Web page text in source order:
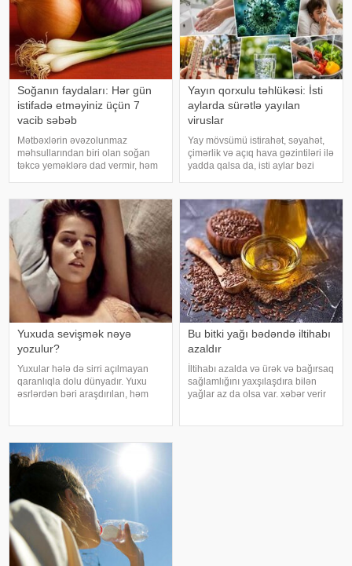
Soğanın faydaları: Hər gün
istifadə etməyiniz üçün 7
vacib səbəb
Mətbəxlərin əvəzolunmaz
məhsullarından biri olan soğan
təkcə yeməklərə dad vermir, həm
tərkibindəki vitaminlər, minerallar
və antioksidantlar sayəsində soğa
Yayın qorxulu təhlükəsi: İsti
aylarda sürətlə yayılan
viruslar
Yay mövsümü istirahət, səyahət,
çimərlik və açıq hava gəzintiləri ilə
yadda qalsa da, isti aylar bəzi
Buna səbəb təkcə yüksək
temperatur deyil. Açıq havad
Yuxuda sevişmək nəyə
yozulur?
Yuxular hələ də sirri açılmayan
qaranlıqla dolu dünyadır. Yuxu
əsrlərdən bəri araşdırılan, həm
rəngarəng yuxular bəzən də
cinsəlikl
Bu bitki yağı bədəndə iltihabı
azaldır
İltihabı azalda və ürək və bağırsaq
sağlamlığını yaxşılaşdıra bilən
yağlar az da olsa var. xəbər verir